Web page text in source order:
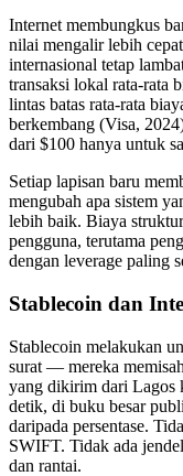
Internet membungkus
nilai mengalir lebih
internasional tetap
transaksi lokal rata-rata
lintas batas rata-rata
berkembang (Visa,
dari $100 hanya untuk
Setiap lapisan baru
mengubah apa sistem
lebih baik. Biaya
pengguna, terutama
dengan leverage paling
Stablecoin dan
Stablecoin melakukan
surat — mereka
yang dikirim dari Lagos
detik, di buku besar
daripada persentase.
SWIFT. Tidak ada
dan rantai.